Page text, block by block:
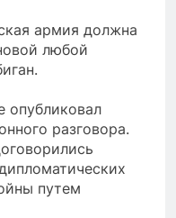
армия должна
любой
опубликовал
разговора.
путем